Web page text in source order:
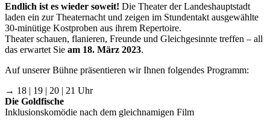
Endlich ist es wieder soweit! Die Theater der Landeshauptstadt
laden ein zur Theaternacht und zeigen im Stundentakt ausgewählte
30-minütige Kostproben aus ihrem Repertoire.
Theater schauen, flanieren, Freunde und Gleichgesinnte treffen – all
das erwartet Sie am 18. März 2023.
Auf unserer Bühne präsentieren wir Ihnen folgendes Programm:
→ 18 | 19 | 20 | 21 Uhr
Die Goldfische
Inklusionskomödie nach dem gleichnamigen Film